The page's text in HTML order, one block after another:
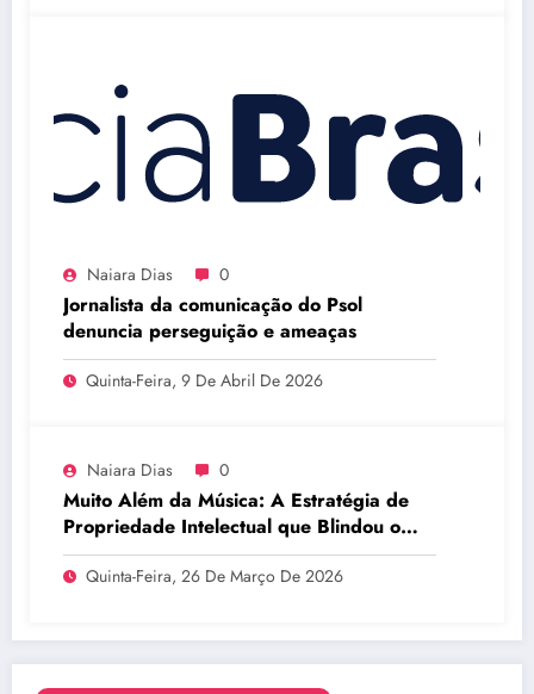
Naiara Dias 0
Jornalista da comunicação do Psol
denuncia perseguição e ameaças
Quinta-Feira, 9 De Abril De 2026
Naiara Dias 0
Muito Além da Música: A Estratégia de
Propriedade Intelectual que Blindou o
Legado do BTS
Quinta-Feira, 26 De Março De 2026